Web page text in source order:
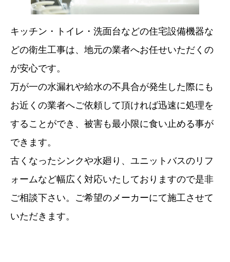
キッチン・トイレ・洗面台などの住宅設備機器な
どの衛生工事は、地元の業者へお任せいただくの
が安心です。
万が一の水漏れや給水の不具合が発生した際にも
お近くの業者へご依頼して頂ければ迅速に処理を
することができ、被害も最小限に食い止める事が
できます。
古くなったシンクや水廻り、ユニットバスのリフ
ォームなど幅広く対応いたしておりますので是非
ご相談下さい。ご希望のメーカーにて施工させて
いただきます。